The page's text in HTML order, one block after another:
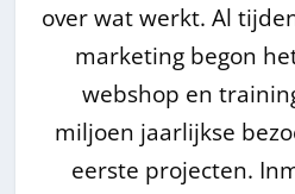
over wat werkt. Al
marketing begon
webshop en
miljoen jaarlijkse
eerste projecten.